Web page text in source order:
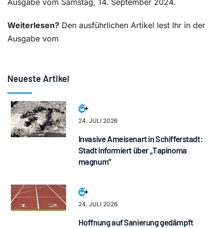
Ausgabe vom Samstag, 14. September 2024.
Weiterlesen? Den ausführlichen Artikel lest Ihr in der
Ausgabe vom
Neueste Artikel
24. JULI 2026
Invasive Ameisenart in Schifferstadt:
Stadt informiert über „Tapinoma
magnum“
24. JULI 2026
Hoffnung auf Sanierung gedämpft